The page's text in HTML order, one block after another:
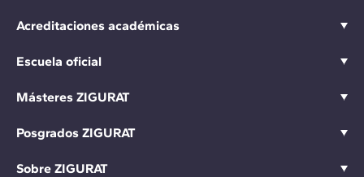
Acreditaciones académicas
Escuela oficial
Másteres ZIGURAT
Posgrados ZIGURAT
Sobre ZIGURAT